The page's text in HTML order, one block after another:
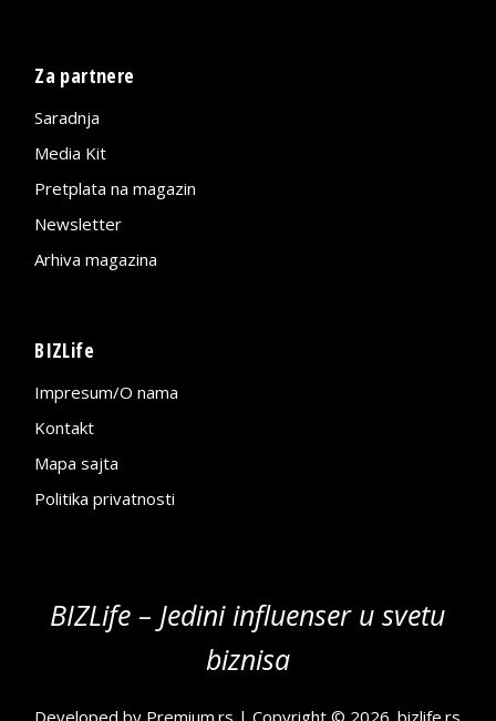
Za partnere
Saradnja
Media Kit
Pretplata na magazin
Newsletter
Arhiva magazina
BIZLife
Impresum/O nama
Kontakt
Mapa sajta
Politika privatnosti
BIZLife – Jedini influenser u svetu
biznisa
Developed by Premium.rs | Copyright © 2026.bizlife.rs